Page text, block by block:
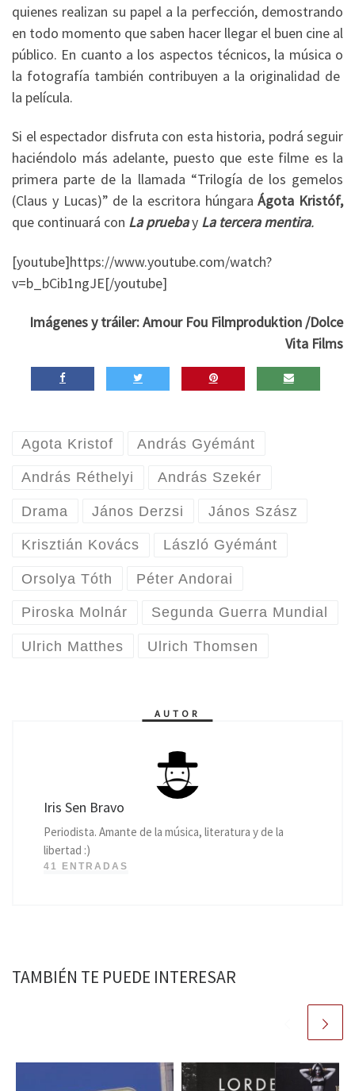
quienes realizan su papel a la perfección, demostrando
en todo momento que saben hacer llegar el buen cine al
público. En cuanto a los aspectos técnicos, la música o
la fotografía también contribuyen a la originalidad de
la película.
Si el espectador disfruta con esta historia, podrá seguir
haciéndolo más adelante, puesto que este filme es la
primera parte de la llamada “Trilogía de los gemelos
(Claus y Lucas)” de la escritora húngaraÁgota Kristóf,
que continuará con La pruebay La tercera mentira.
[youtube]https://www.youtube.com/watch?
v=b_bCib1ngJE[/youtube]
Imágenes y tráiler: Amour Fou Filmproduktion /Dolce
Vita Films
Agota Kristof András Gyémánt
András Réthelyi András Szekér
Drama János Derzsi János Szász
Krisztián Kovács László Gyémánt
Orsolya Tóth Péter Andorai
Piroska Molnár Segunda Guerra Mundial
Ulrich Matthes Ulrich Thomsen
AUTOR
Iris Sen Bravo
Periodista. Amante de la música, literatura y de la
libertad :)
41 ENTRADAS
TAMBIÉN TE PUEDE INTERESAR